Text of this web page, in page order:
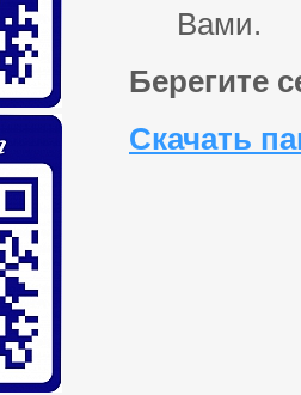
Вами.
Берегите
Скачать